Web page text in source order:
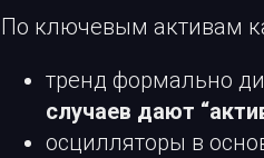
По ключевым активам
тренд формально
случаев дают
осцилляторы в